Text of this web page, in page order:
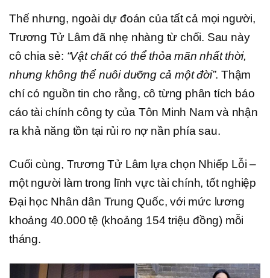
Thế nhưng, ngoài dự đoán của tất cả mọi người,
Trương Tử Lâm đã nhẹ nhàng từ chối. Sau này
cô chia sẻ: “Vật chất có thể thỏa mãn nhất thời,
nhưng không thể nuôi dưỡng cả một đời”. Thậm
chí có nguồn tin cho rằng, cô từng phân tích báo
cáo tài chính công ty của Tôn Minh Nam và nhận
ra khả năng tồn tại rủi ro nợ nần phía sau.
Cuối cùng, Trương Tử Lâm lựa chọn Nhiếp Lỗi –
một người làm trong lĩnh vực tài chính, tốt nghiệp
Đại học Nhân dân Trung Quốc, với mức lương
khoảng 40.000 tệ (khoảng 154 triệu đồng) mỗi
tháng.